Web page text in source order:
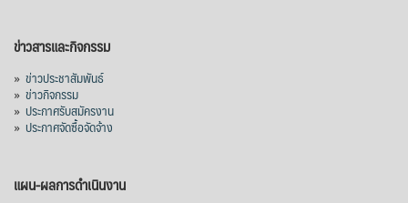
ส่งออกมันครึ่งปี 69 ปริมาณ 2.52 ล้านตัน
ลด 51.63% ยังดีที่ราคาขายดีกว่าปีก่อน
mgronline.com
View on Facebook
ข่าวสารและกิจกรรม
» ข่าวประชาสัมพันธ์
» ข่าวกิจกรรม
» ประกาศรับสมัครงาน
» ประกาศจัดซื้อจัดจ้าง
แผน-ผลการดำเนินงาน